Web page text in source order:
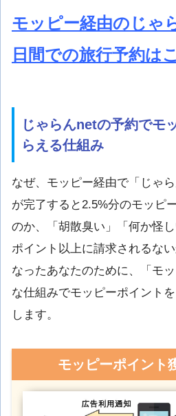
モッピー経由のじゃ
日間での旅行予約は
じゃらんnetの予約でモ
らえる仕組み
なぜ、モッピー経由で「じゃ
が完了すると2.5%分のモッピ
のか、「胡散臭い」「何か怪
ポイント以上に請求されるな
なったあなたのために、「モ
な仕組みでモッピーポイント
します。
モッピーポイント